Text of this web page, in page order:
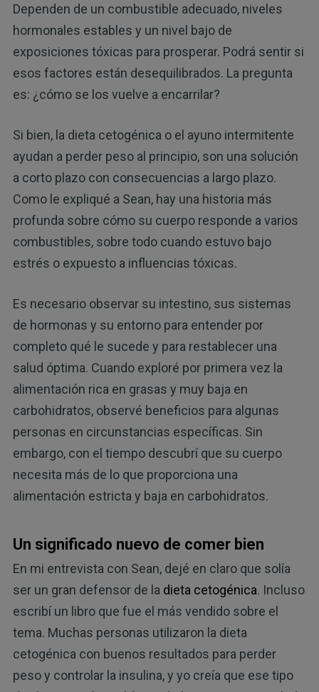
Dependen de un combustible adecuado, niveles
hormonales estables y un nivel bajo de
exposiciones tóxicas para prosperar. Podrá sentir si
esos factores están desequilibrados. La pregunta
es: ¿cómo se los vuelve a encarrilar?
Si bien, la dieta cetogénica o el ayuno intermitente
ayudan a perder peso al principio, son una solución
a corto plazo con consecuencias a largo plazo.
Como le expliqué a Sean, hay una historia más
profunda sobre cómo su cuerpo responde a varios
combustibles, sobre todo cuando estuvo bajo
estrés o expuesto a influencias tóxicas.
Es necesario observar su intestino, sus sistemas
de hormonas y su entorno para entender por
completo qué le sucede y para restablecer una
salud óptima. Cuando exploré por primera vez la
alimentación rica en grasas y muy baja en
carbohidratos, observé beneficios para algunas
personas en circunstancias específicas. Sin
embargo, con el tiempo descubrí que su cuerpo
necesita más de lo que proporciona una
alimentación estricta y baja en carbohidratos.
Un significado nuevo de comer bien
En mi entrevista con Sean, dejé en claro que solía
ser un gran defensor de la dieta cetogénica. Incluso
escribí un libro que fue el más vendido sobre el
tema. Muchas personas utilizaron la dieta
cetogénica con buenos resultados para perder
peso y controlar la insulina, y yo creía que ese tipo